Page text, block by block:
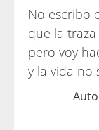
No escribo
que la
pero voy
y la vida no